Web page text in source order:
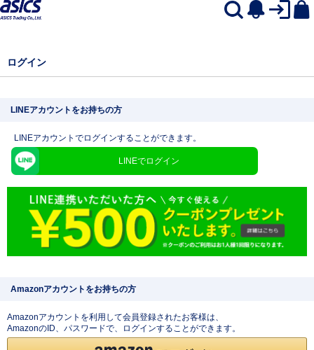
ログイン
LINEアカウントをお持ちの方
LINEアカウントでログインすることができます。
LINEでログイン
Amazonアカウントをお持ちの方
Amazonアカウントを利用して会員登録されたお客様は、
AmazonのID、パスワードで、ログインすることができます。